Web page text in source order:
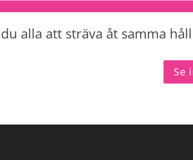
alla att sträva åt samma
Se